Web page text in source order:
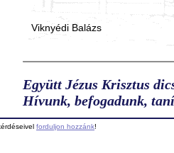
Viknyédi Balázs
Együtt Jézus Krisztus
Hívunk, befogadunk,
forduljon hozzánk!